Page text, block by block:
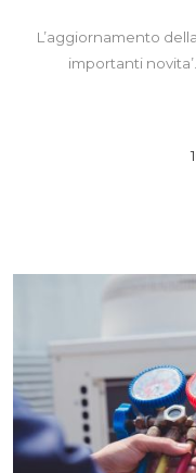
L’aggiornamento
importanti